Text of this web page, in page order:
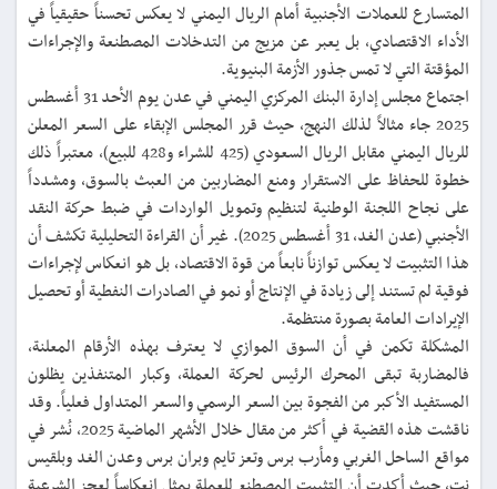
المتسارع للعملات الأجنبية أمام الريال اليمني لا يعكس تحسناً حقيقياً في
الأداء الاقتصادي، بل يعبر عن مزيج من التدخلات المصطنعة والإجراءات
المؤقتة التي لا تمس جذور الأزمة البنيوية.
اجتماع مجلس إدارة البنك المركزي اليمني في عدن يوم الأحد 31 أغسطس
2025 جاء مثالاً لذلك النهج، حيث قرر المجلس الإبقاء على السعر المعلن
للريال اليمني مقابل الريال السعودي (425 للشراء و428 للبيع)، معتبراً ذلك
خطوة للحفاظ على الاستقرار ومنع المضاربين من العبث بالسوق، ومشدداً
على نجاح اللجنة الوطنية لتنظيم وتمويل الواردات في ضبط حركة النقد
الأجنبي (عدن الغد، 31 أغسطس 2025). غير أن القراءة التحليلية تكشف أن
هذا التثبيت لا يعكس توازناً نابعاً من قوة الاقتصاد، بل هو انعكاس لإجراءات
فوقية لم تستند إلى زيادة في الإنتاج أو نمو في الصادرات النفطية أو تحصيل
الإيرادات العامة بصورة منتظمة.
المشكلة تكمن في أن السوق الموازي لا يعترف بهذه الأرقام المعلنة،
فالمضاربة تبقى المحرك الرئيس لحركة العملة، وكبار المتنفذين يظلون
المستفيد الأكبر من الفجوة بين السعر الرسمي والسعر المتداول فعلياً. وقد
ناقشت هذه القضية في أكثر من مقال خلال الأشهر الماضية 2025، نُشر في
مواقع الساحل الغربي ومأرب برس وتعز تايم وبران برس وعدن الغد وبلقيس